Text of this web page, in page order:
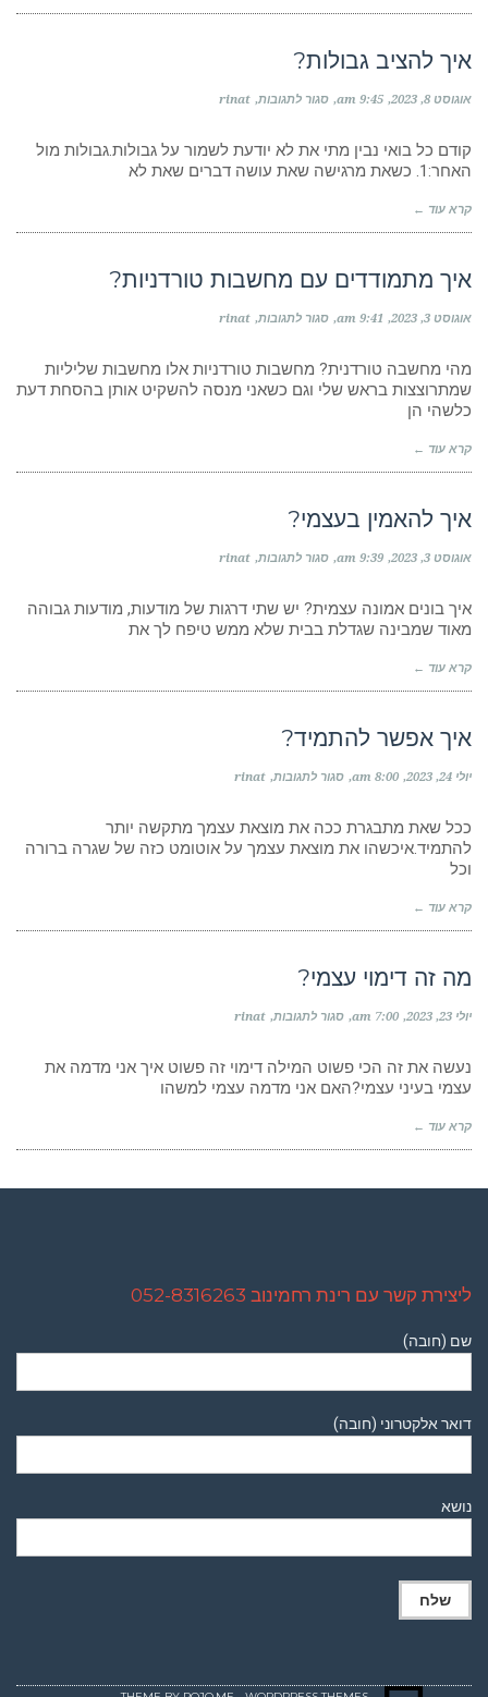
איך להציב גבולות?
אוגוסט 8, 2023 9:45 am סגור לתגובותעל
גבולות?
rinat
קודם כל בואי נבין מתי את לא יודעת לשמור על גבולות.גבולות מול
האחר:1. כשאת מרגישה שאת עושה דברים שאת לא
קרא עוד ←
איך מתמודדים עם מחשבות טורדניות?
אוגוסט 3, 2023 9:41 am סגור לתגובותעל
עם
מחשבות
טורדניות?
rinat
מהי מחשבה טורדנית? מחשבות טורדניות אלו מחשבות שליליות
שמתרוצצות בראש שלי וגם כשאני מנסה להשקיט אותן בהסחת דעת
כלשהי הן
קרא עוד ←
איך להאמין בעצמי?
אוגוסט 3, 2023 9:39 am סגור לתגובותעל
בעצמי?
rinat
איך בונים אמונה עצמית? יש שתי דרגות של מודעות, מודעות גבוהה
מאוד שמבינה שגדלת בבית שלא ממש טיפח לך את
קרא עוד ←
איך אפשר להתמיד?
יולי 24, 2023 8:00 am סגור לתגובותעל
להתמיד?
rinat
ככל שאת מתבגרת ככה את מוצאת עצמך מתקשה יותר
להתמיד.איכשהו את מוצאת עצמך על אוטומט כזה של שגרה ברורה
וכל
קרא עוד ←
מה זה דימוי עצמי?
יולי 23, 2023 7:00 am סגור לתגובותעל
דימוי
עצמי?
rinat
נעשה את זה הכי פשוט המילה דימוי זה פשוט איך אני מדמה את
עצמי בעיני עצמי?האם אני מדמה עצמי למשהו
קרא עוד ←
ליצירת קשר עם רינת רחמינוב 052-8316263
שם (חובה)
דואר אלקטרוני (חובה)
נושא